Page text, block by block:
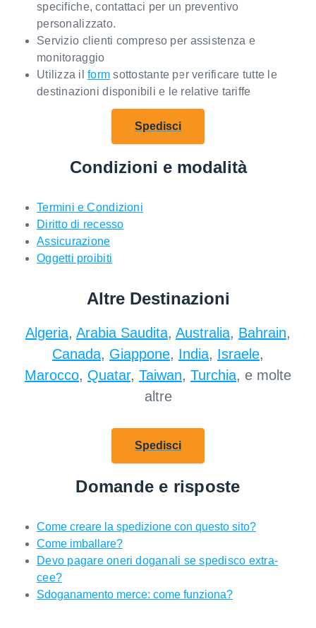
specifiche, contattaci per un preventivo
personalizzato.
Servizio clienti compreso per assistenza e
monitoraggio
Utilizza il form sottostante per verificare tutte le
destinazioni disponibili e le relative tariffe
Spedisci
Condizioni e modalità
Termini e Condizioni
Diritto di recesso
Assicurazione
Oggetti proibiti
Altre Destinazioni
Algeria, Arabia Saudita, Australia, Bahrain,
Canada, Giappone, India, Israele,
Marocco, Quatar, Taiwan, Turchia, e molte
altre
Spedisci
Domande e risposte
Come creare la spedizione con questo sito?
Come imballare?
Devo pagare oneri doganali se spedisco extra-
cee?
Sdoganamento merce: come funziona?